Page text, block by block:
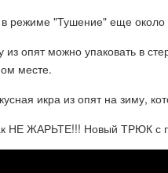
режиме "Тушение" еще
из опят можно упаковать в
месте.
икра из опят на зиму,
НЕ ЖАРЬТЕ!!! Новый ТРЮК с